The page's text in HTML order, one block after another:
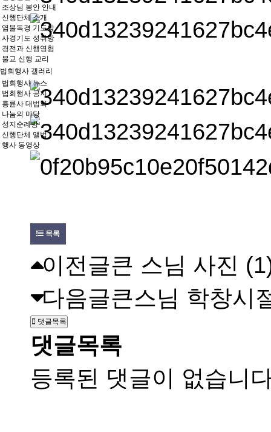
조상님 봉안 안내
신행단체 소개
염불독경 기도방
사경기도 성취방
경전과 신행영험
불교 신행 교리
법회행사 갤러리
법회행사 뉴스
법회행사 공지
흥륜사 대법회
나눔의 마당
성지순례방
신행단체 앨범
행사 동영상
목록
이전글큰 스님 사진
다음글큰스님 학창시
댓글목록
댓글목록
등록된 댓글이 없습니